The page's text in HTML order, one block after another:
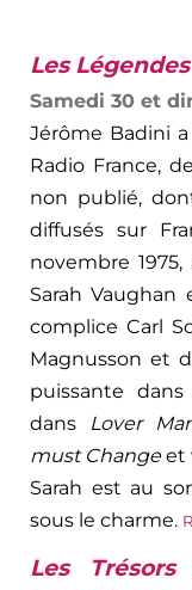
Les
Samedi 30 et
Jérôme Badini
Radio France,
non publié,
diffusés sur
novembre
Sarah
complice Carl
Magnusson et
puissante dans
dans
Lover
must Changeet
Sarah est au
sous le charme.
Les